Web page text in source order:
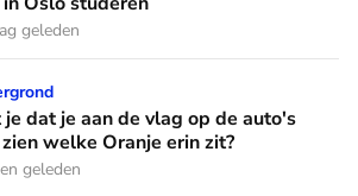
geleden
vlag op de auto's kunt zien welke
dat je aan de vlag op de auto's
welke Oranje erin zit?
geleden